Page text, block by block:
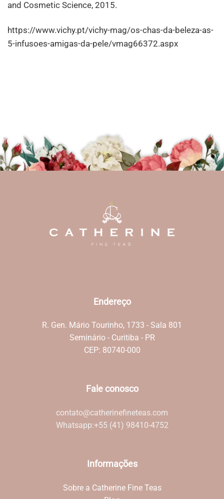
and Cosmetic Science, 2015.
https://www.vichy.pt/vichy-mag/os-chas-da-beleza-as-
5-infusoes-amigas-da-pele/vmag66372.aspx
Endereço
R. Gen. Mário Tourinho, 1733 - Sala 801
Seminário - Curitiba - PR
CEP: 80740-000
Fale conosco
contato@catherinefineteas.com
Whatsapp:+55 (41) 98410-4752
Informações
Sobre a Catherine Fine Teas